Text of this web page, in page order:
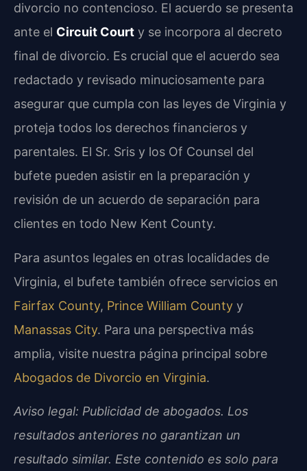
divorcio no contencioso. El acuerdo se presenta
ante el Circuit Court y se incorpora al decreto
final de divorcio. Es crucial que el acuerdo sea
redactado y revisado minuciosamente para
asegurar que cumpla con las leyes de Virginia y
proteja todos los derechos financieros y
parentales. El Sr. Sris y los Of Counsel del
bufete pueden asistir en la preparación y
revisión de un acuerdo de separación para
clientes en todo New Kent County.
Para asuntos legales en otras localidades de
Virginia, el bufete también ofrece servicios en
Fairfax County, Prince William County y
Manassas City. Para una perspectiva más
amplia, visite nuestra página principal sobre
Abogados de Divorcio en Virginia.
Aviso legal: Publicidad de abogados. Los
resultados anteriores no garantizan un
resultado similar. Este contenido es solo para